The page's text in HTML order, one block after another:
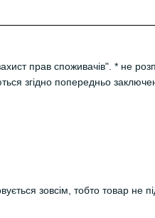
прав споживачів". * не
згідно попередньо
зовсім, тобто товар не